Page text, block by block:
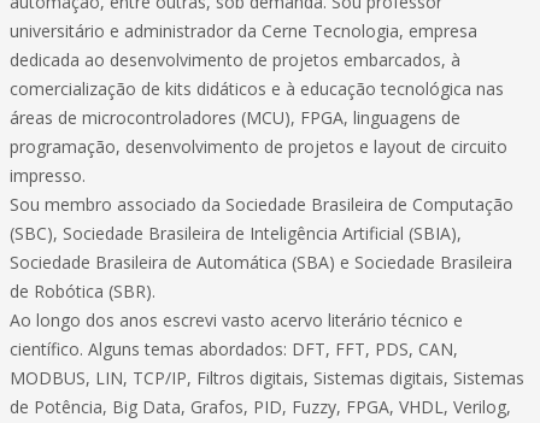
universitário e administrador da Cerne Tecnologia, empresa
dedicada ao desenvolvimento de projetos embarcados, à
comercialização de kits didáticos e à educação tecnológica nas
áreas de microcontroladores (MCU), FPGA, linguagens de
programação, desenvolvimento de projetos e layout de circuito
impresso.
Sou membro associado da Sociedade Brasileira de Computação
(SBC), Sociedade Brasileira de Inteligência Artificial (SBIA),
Sociedade Brasileira de Automática (SBA) e Sociedade Brasileira
de Robótica (SBR).
Ao longo dos anos escrevi vasto acervo literário técnico e
científico. Alguns temas abordados: DFT, FFT, PDS, CAN,
MODBUS, LIN, TCP/IP, Filtros digitais, Sistemas digitais, Sistemas
de Potência, Big Data, Grafos, PID, Fuzzy, FPGA, VHDL, Verilog,